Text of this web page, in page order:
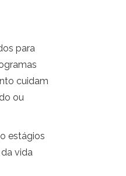
para
cuidam
ou
estágios
vida